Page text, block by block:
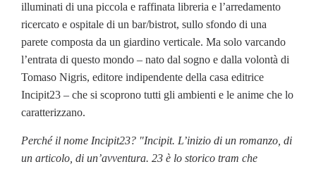
illuminati di una piccola e raffinata libreria e l’arredamento
ricercato e ospitale di un bar/bistrot, sullo sfondo di una
parete composta da un giardino verticale. Ma solo varcando
l’entrata di questo mondo – nato dal sogno e dalla volontà di
Tomaso Nigris, editore indipendente della casa editrice
Incipit23 – che si scoprono tutti gli ambienti e le anime che lo
caratterizzano.
Perchéil nome Incipit23? "Incipit. L’inizio di un romanzo, di
un articolo, di un’avventura. 23 è lo storico tram che